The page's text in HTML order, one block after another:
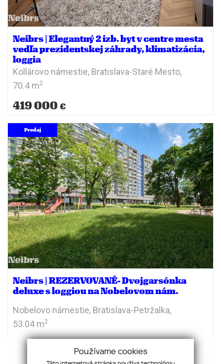
Neibrs | Elegantný 2 izb. byt v centre mesta
vedľa prezidentskej záhrady, klimatizácia,
loggia
Kollárovo námestie, Bratislava-Staré Mesto,
70.4 m2
419 000 €
Predaj
Neibrs | REZERVOVANÉ- Dvojgarsónka
deluxe s loggiou na Nobelovom nám.
Nobelovo námestie, Bratislava-Petržalka,
53.04 m2
189 000
Používame cookies